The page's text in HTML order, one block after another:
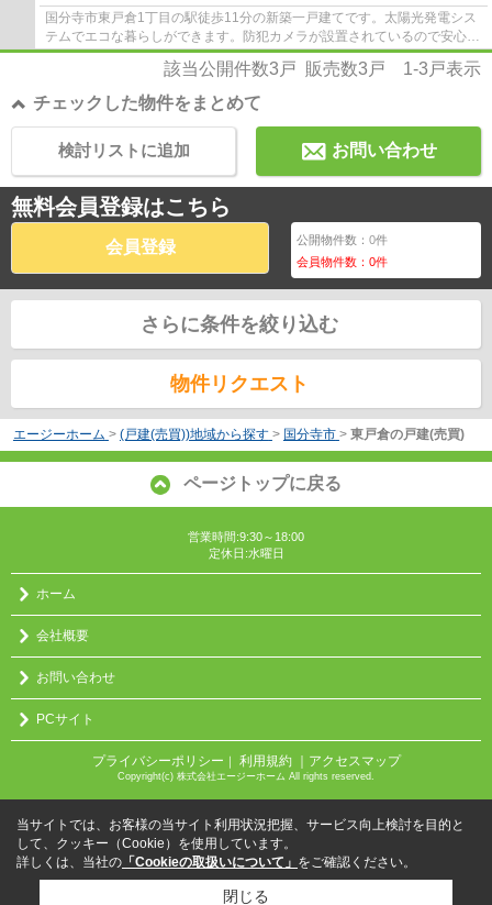
国分寺市東戸倉1丁目の駅徒歩11分の新築一戸建てです。太陽光発電シス
テムでエコな暮らしができます。防犯カメラが設置されているので安心感
があります。国分寺市でお住まいをお探しな...
該当公開件数3 戸 販売数3 戸 1-3 戸表示
チェックした物件をまとめて
お問い合わせ
検討リストに追加
無料会員登録はこちら
会員登録 公開物件数：0件
会員物件数：0件
さらに条件を絞り込む
物件リクエスト
エージーホーム > (戸建(売買))地域から探す > 国分寺市 > 東戸倉の戸建(売買)
ページトップに戻る
営業時間:9:30～18:00
定休日:水曜日
ホーム
会社概要
お問い合わせ
PCサイト
プライバシーポリシー ｜ 利用規約 ｜アクセスマップ
Copyright(c) 株式会社エージーホーム All rights reserved.
当サイトでは、お客様の当サイト利用状況把握、サービス向上検討を目的と
して、クッキー（Cookie）を使用しています。
詳しくは、当社の 「Cookieの取扱いについて」 をご確認ください。
閉じる